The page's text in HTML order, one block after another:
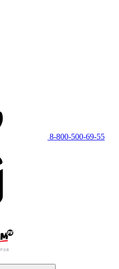
8-800-500-69-55